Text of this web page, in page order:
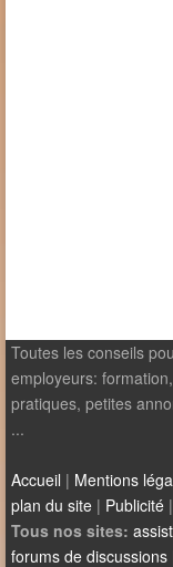
Toutes les conseils
employeurs:
pratiques, petites
...
Accueil | Mentions
plan du site | Publicité |
Tous nos sites:
forums de discussions